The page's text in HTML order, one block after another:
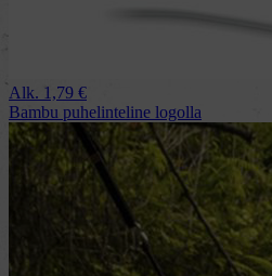
Alk. 1,79 €
Bambu puhelinteline logolla